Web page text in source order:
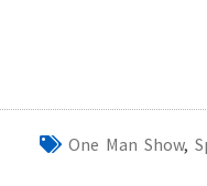
One Man Show,